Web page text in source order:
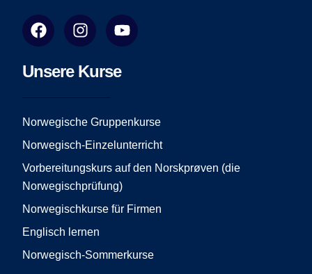
F
a
e
o
o
I
n
t
g
r
m
Y
o
t
e
Unsere Kurse
Norwegische Gruppenkurse
Norwegisch-Einzelunterricht
Vorbereitungskurs auf den Norskprøven (die
Norwegischprüfung)
Norwegischkurse für Firmen
Englisch lernen
Norwegisch-Sommerkurse